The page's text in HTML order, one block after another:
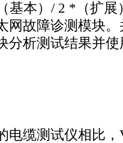
（基本）/ 2 * （扩
网故障诊测模块
分析测试结果并
电缆测试仪相比